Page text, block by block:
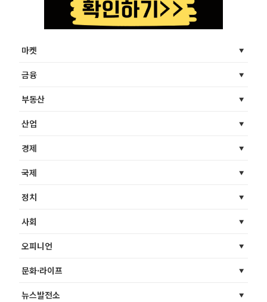
마켓
금융
부동산
산업
경제
국제
정치
사회
오피니언
문화·라이프
뉴스발전소